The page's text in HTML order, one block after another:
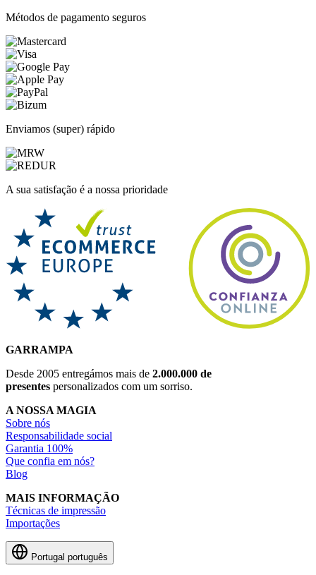
Métodos de pagamento seguros
Enviamos (super) rápido
A sua satisfação é a nossa prioridade
GARRAMPA
Desde 2005 entregámos mais de 2.000.000 de
presentes personalizados com um sorriso.
A NOSSA MAGIA
Sobre nós
Responsabilidade social
Garantia 100%
Que confia em nós?
Blog
MAIS INFORMAÇÃO
Técnicas de impressão
Importações
Portugal português